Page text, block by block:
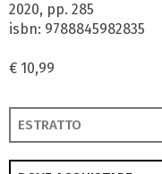
2020, pp. 285
isbn: 9788845982835
€ 10,99
ESTRATTO